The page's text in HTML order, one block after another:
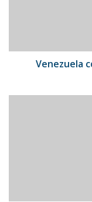
Venezuela